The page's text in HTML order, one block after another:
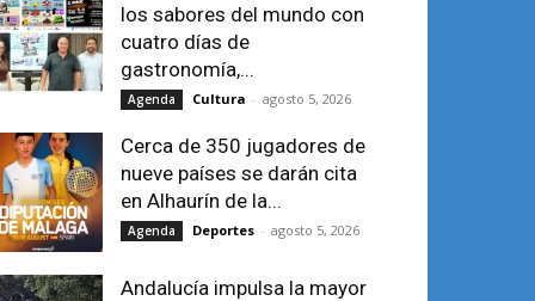
los sabores del mundo con
cuatro días de
gastronomía,...
Agenda Cultura - agosto 5, 2026
Cerca de 350 jugadores de
nueve países se darán cita
en Alhaurín de la...
Agenda Deportes - agosto 5, 2026
Andalucía impulsa la mayor